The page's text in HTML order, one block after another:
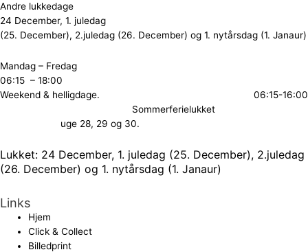
Andre lukkedage
24 December, 1. juledag
(25. December), 2.juledag (26. December) og 1. nytårsdag (1. Janaur)
Mandag – Fredag
06:15 – 18:00
Weekend & helligdage. 06:15-16:00
Sommerferielukket
uge 28, 29 og 30.
Lukket: 24 December, 1. juledag (25. December), 2.juledag
(26. December) og 1. nytårsdag (1. Janaur)
Links
Hjem
Click & Collect
Billedprint